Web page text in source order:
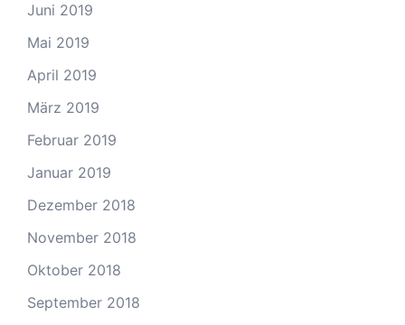
Juni 2019
Mai 2019
April 2019
März 2019
Februar 2019
Januar 2019
Dezember 2018
November 2018
Oktober 2018
September 2018